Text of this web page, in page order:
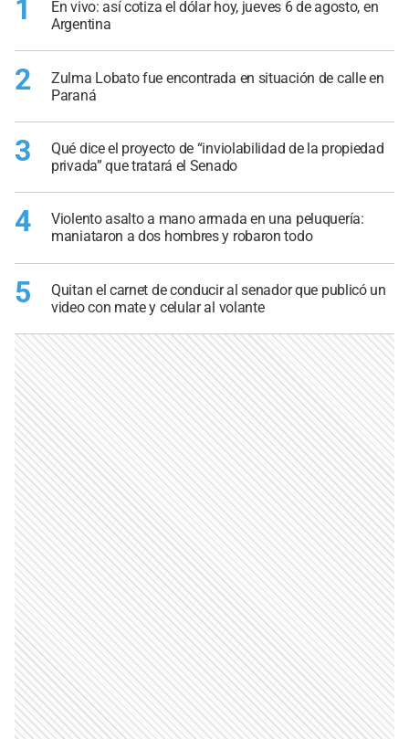
1
En vivo: así cotiza el dólar hoy, jueves 6 de agosto, en
Argentina
2
Zulma Lobato fue encontrada en situación de calle en
Paraná
3
Qué dice el proyecto de “inviolabilidad de la propiedad
privada” que tratará el Senado
4
Violento asalto a mano armada en una peluquería:
maniataron a dos hombres y robaron todo
5
Quitan el carnet de conducir al senador que publicó un
video con mate y celular al volante